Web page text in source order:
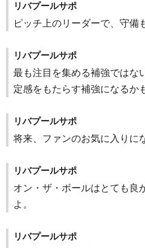
リバプールサポ
ピッチ上のリーダーで、守備
リバプールサポ
最も注目を集める補強ではな
定感をもたらす補強になるか
リバプールサポ
将来、ファンのお気に入りに
リバプールサポ
オン・ザ・ボールはとても
よ。
リバプールサポ